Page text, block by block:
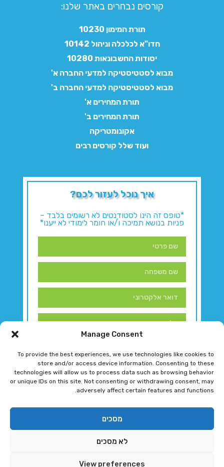
Manage Consent
To provide the best experiences, we use technologies like cookies to
store and/or access device information. Consenting to these
technologies will allow us to process data such as browsing behavior
or unique IDs on this site. Not consenting or withdrawing consent, may
adversely affect certain features and functions.
מסכים
לא מסכים
View preferences
קורסים נבחרים באתר שלנו:​
תורת המימון 10230
חדו"א לכלכלה וניהול 10142
יסודות החשבונאות 10280
מבוא לסטטיסטיקה למדעי החברה א'
מבוא לסטטיסטיקה למדעי החברה ב'
תורת המחירים א'
תורת המחירים ב'
אקונומטריקה
ועוד שלל קורסים רבים
איך נוכל לעזור לכם?
*טופס זה הינו לסטודנטים לא רשומים בלבד –
פניות בנושא תמיכה ו/או חומר לימודי לא ייענו*